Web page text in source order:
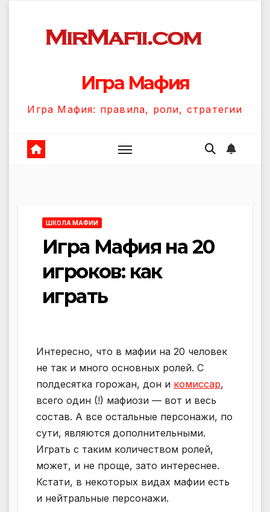
содержанию
Игра Мафия
Игра Мафия: правила, роли, стратегии
ШКОЛА МАФИИ
Игра Мафия на 20
игроков: как
играть
Интересно, что в мафии на 20 человек
не так и много основных ролей. С
полдесятка горожан, дон и комиссар,
всего один (!) мафиози — вот и весь
состав. А все остальные персонажи, по
сути, являются дополнительными.
Играть с таким количеством ролей,
может, и не проще, зато интереснее.
Кстати, в некоторых видах мафии есть
и нейтральные персонажи.